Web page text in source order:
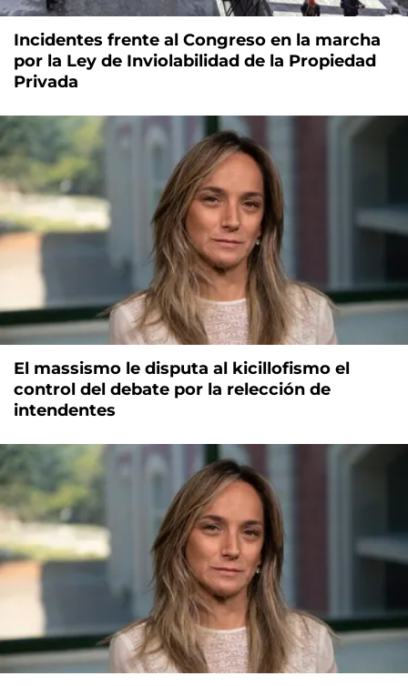
Incidentes frente al Congreso en la marcha
por la Ley de Inviolabilidad de la Propiedad
Privada
El massismo le disputa al kicillofismo el
control del debate por la relección de
intendentes